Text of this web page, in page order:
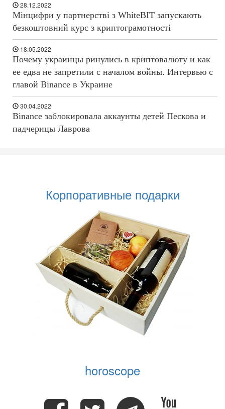
28.12.2022
Мінцифри у партнерстві з WhiteBIT запускають
безкоштовний курс з криптограмотності
18.05.2022
Почему украинцы ринулись в криптовалюту и как
ее едва не запретили с началом войны. Интервью с
главой Binance в Украине
30.04.2022
Binance заблокировала аккаунты детей Пескова и
падчерицы Лаврова
Корпоративные подарки
horoscope